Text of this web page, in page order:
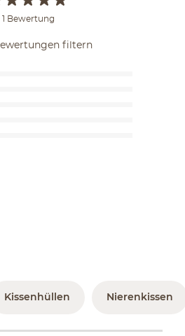
1 Bewertung
filtern
Kissenhüllen Nierenkissen